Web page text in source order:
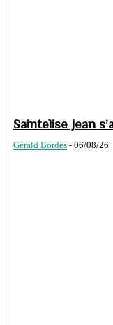
Saintelise Jean
Gérald Bordes - 06/08/26